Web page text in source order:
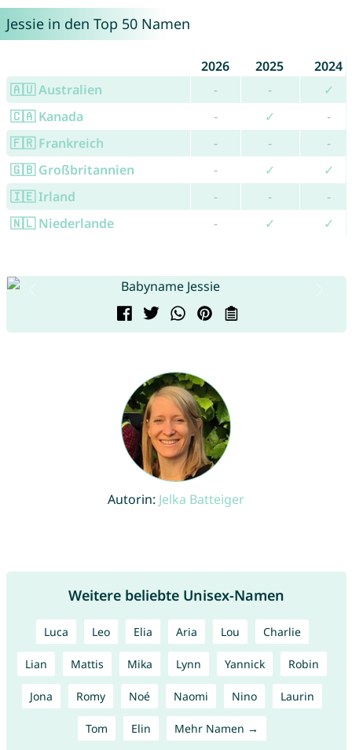
Jessie in den Top 50 Namen
2026 2025
2024
🇦🇺 Australien
- -
✓
🇨🇦 Kanada
- ✓
-
🇫🇷 Frankreich
- -
-
🇬🇧 Großbritannien
- ✓
✓
🇮🇪 Irland
- -
-
🇳🇱 Niederlande
- ✓ ✓
Autorin: Jelka Batteiger
Weitere beliebte Unisex-Namen
Luca Leo Elia Aria Lou Charlie
Lian Mattis Mika Lynn Yannick Robin
Jona Romy Noé Naomi Nino Laurin
Tom Elin Mehr Namen →